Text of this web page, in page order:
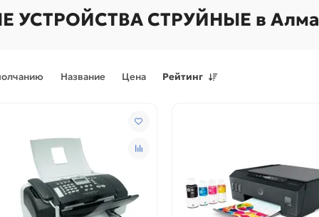
СТРУЙНЫЕ в
Поступления товаров 08.07.2026 Поступления товаров
Название Цена Рейтинг